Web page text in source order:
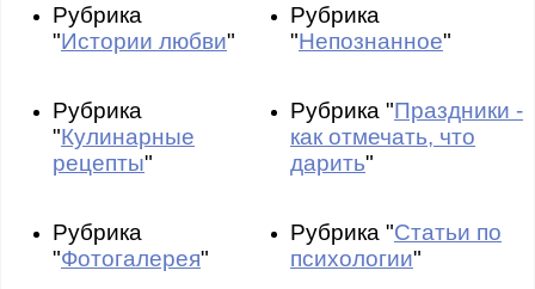
Рубрика
"Истории любви"
Рубрика
"Непознанное"
Рубрика
"Кулинарные
рецепты"
Рубрика "Праздники -
как отмечать, что
дарить"
Рубрика
"Фотогалерея"
Рубрика "Статьи по
психологии"